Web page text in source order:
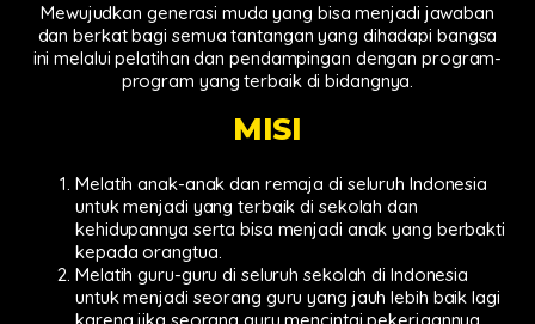
Mewujudkan generasi muda yang bisa menjadi jawaban
dan berkat bagi semua tantangan yang dihadapi bangsa
ini melalui pelatihan dan pendampingan dengan program-
program yang terbaik di bidangnya.
MISI
Melatih anak-anak dan remaja di seluruh Indonesia
untuk menjadi yang terbaik di sekolah dan
kehidupannya serta bisa menjadi anak yang berbakti
kepada orangtua.
Melatih guru-guru di seluruh sekolah di Indonesia
untuk menjadi seorang guru yang jauh lebih baik lagi